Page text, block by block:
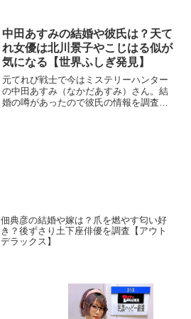
中田あすみの結婚や彼氏は？天て
れ女優は北川景子やこじはる似が
気になる【世界ふしぎ発見】
元てれび戦士で今はミステリーハンター
の中田あすみ（なかだあすみ）さん。結
婚の噂があったので彼氏の情報を調査。
佃典彦の結婚や嫁は？爪を燃やす匂い好
き？後ずさり土下座俳優を調査【アウト
デラックス】